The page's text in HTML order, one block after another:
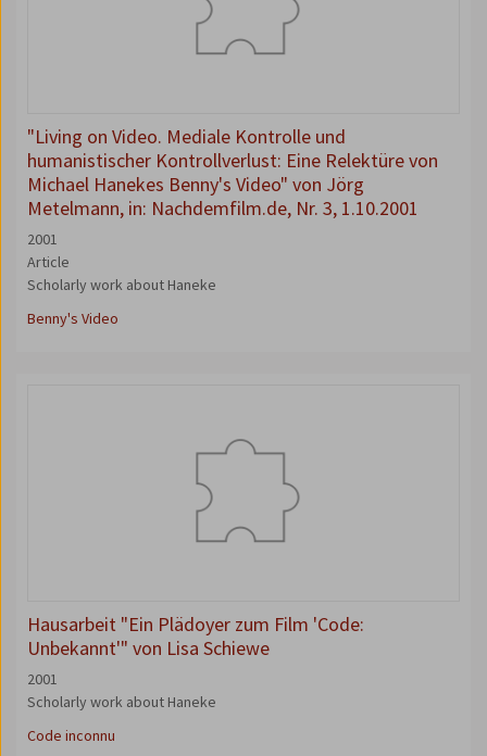
"Living on Video. Mediale Kontrolle und
humanistischer Kontrollverlust: Eine Relektüre von
Michael Hanekes Benny's Video" von Jörg
Metelmann, in: Nachdemfilm.de, Nr. 3, 1.10.2001
2001
Article
Scholarly work about Haneke
Benny's Video
Hausarbeit "Ein Plädoyer zum Film 'Code:
Unbekannt'" von Lisa Schiewe
2001
Scholarly work about Haneke
Code inconnu